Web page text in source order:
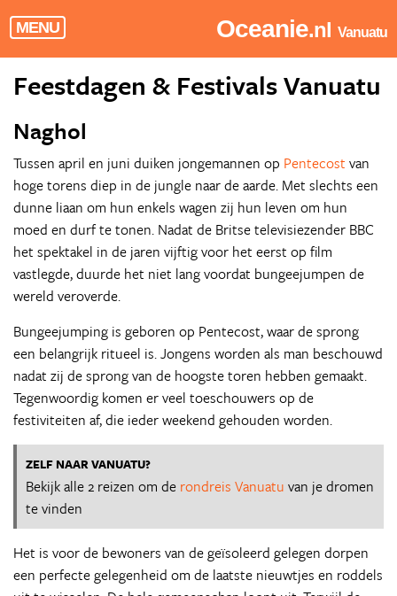
MENU Oceanie.nl Vanuatu
Feestdagen & Festivals Vanuatu
Naghol
Tussen april en juni duiken jongemannen op Pentecost van
hoge torens diep in de jungle naar de aarde. Met slechts een
dunne liaan om hun enkels wagen zij hun leven om hun
moed en durf te tonen. Nadat de Britse televisiezender BBC
het spektakel in de jaren vijftig voor het eerst op film
vastlegde, duurde het niet lang voordat bungeejumpen de
wereld veroverde.
Bungeejumping is geboren op Pentecost, waar de sprong
een belangrijk ritueel is. Jongens worden als man beschouwd
nadat zij de sprong van de hoogste toren hebben gemaakt.
Tegenwoordig komen er veel toeschouwers op de
festiviteiten af, die ieder weekend gehouden worden.
ZELF NAAR VANUATU?
Bekijk alle 2 reizen om de rondreis Vanuatu van je dromen
te vinden
Het is voor de bewoners van de geïsoleerd gelegen dorpen
een perfecte gelegenheid om de laatste nieuwtjes en roddels